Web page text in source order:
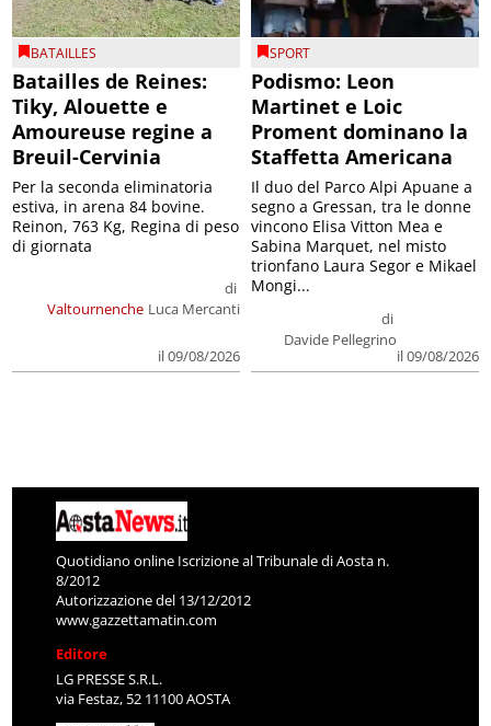
BATAILLES
Batailles de Reines:
Tiky, Alouette e
Amoureuse regine a
Breuil-Cervinia
Valtournenche
di
Luca Mercanti
il 09/08/2026
Per la seconda eliminatoria
estiva, in arena 84 bovine.
Reinon, 763 Kg, Regina di peso
di giornata
SPORT
Podismo: Leon
Martinet e Loic
Proment dominano la
Staffetta Americana
di
Davide Pellegrino
il 09/08/2026
Il duo del Parco Alpi Apuane a
segno a Gressan, tra le donne
vincono Elisa Vitton Mea e
Sabina Marquet, nel misto
trionfano Laura Segor e Mikael
Mongi...
Quotidiano online Iscrizione al Tribunale di Aosta n.
8/2012
Autorizzazione del 13/12/2012
www.gazzettamatin.com
Editore
LG PRESSE S.R.L.
via Festaz, 52 11100 AOSTA